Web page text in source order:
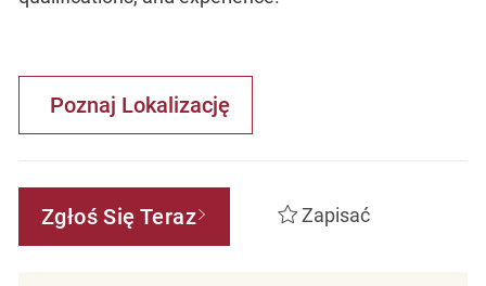
Poznaj Lokalizację
Zgłoś Się Teraz Zapisać